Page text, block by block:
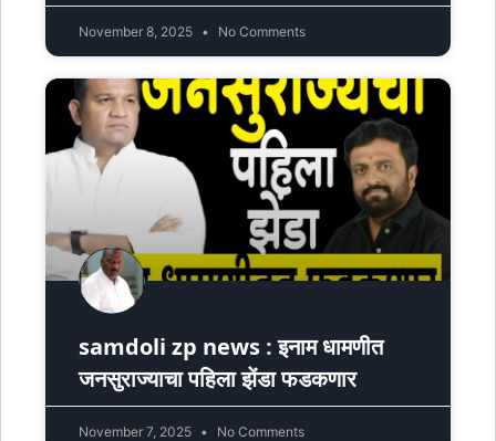
November 8, 2025 No Comments
samdoli zp news : इनाम धामणीत
जनसुराज्याचा पहिला झेंडा फडकणार
November 7, 2025 No Comments